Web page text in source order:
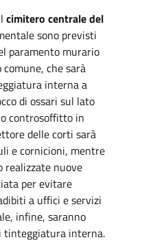
cimitero centrale del
sono previsti
paramento murario
comune, che sarà
interna a
di ossari sul lato
controsoffitto in
delle corti sarà
e cornicioni, mentre
realizzate nuove
per evitare
a uffici e servizi
infine, saranno
tinteggiatura interna.